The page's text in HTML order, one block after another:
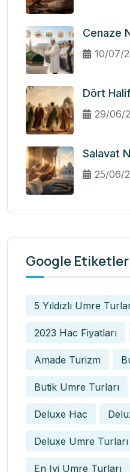
Cenaze
10/07/
Dört
29/06/
Salavat
25/06/
Google Etiketler
5 Yıldızlı Umre
2023 Hac Fiyatları
Amade Turizm
Butik Umre Turları
Deluxe Hac
Deluxe Umre Turları
En Iyi Umre Turları